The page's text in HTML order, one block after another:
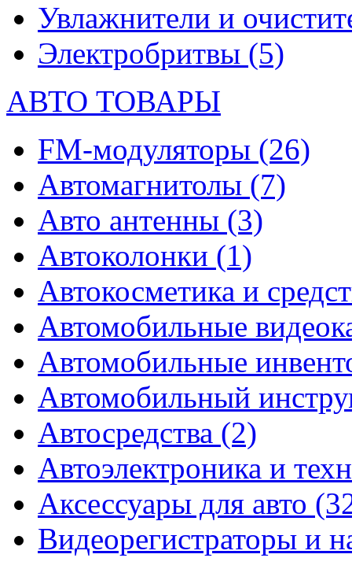
Увлажнители и
Электробритвы (5)
АВТО ТОВАРЫ
FM-модуляторы (26)
Автомагнитолы (7)
Авто антенны (3)
Автоколонки (1)
Автокосметика и
Автомобильные
Автомобильные
Автомобильный
Автосредства (2)
Автоэлектроника и
Аксессуары для авто
Видеорегистраторы и